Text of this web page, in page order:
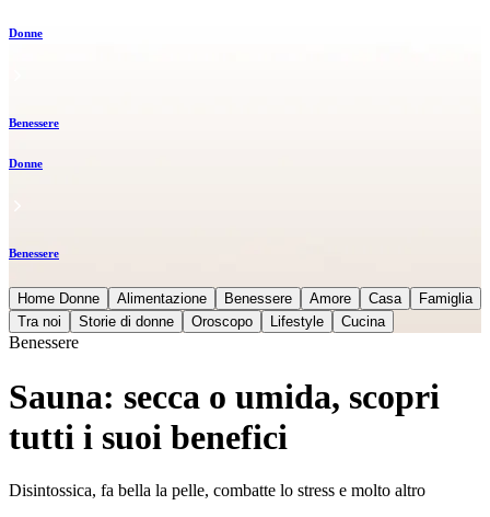
Donne
Benessere
Donne
Benessere
Home Donne Alimentazione Benessere Amore Casa
Famiglia
Tra noi
Storie di donne Oroscopo Lifestyle Cucina
Benessere
Sauna: secca o umida, scopri
tutti i suoi benefici
Disintossica, fa bella la pelle, combatte lo stress e molto altro